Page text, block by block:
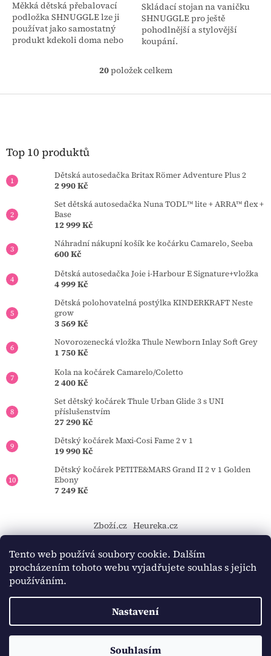
Tento web používá soubory cookie. Dalším
procházením tohoto webu vyjadřujete souhlas s jejich
používáním.
Nastavení
Souhlasím
Měkká dětská přebalovací
podložka SHNUGGLE lze ji
používat jako samostatný
produkt kdekoli doma nebo
Skládací stojan na vaničku
SHNUGGLE pro ještě
pohodlnější a stylovější
koupání.
O
l
r
k
p
s
20položek celkem
Z
Top 10 produktů
Dětská autosedačka Britax Römer Adventure Plus 2
2 990 Kč
Set dětská autosedačka Nuna TODL™ lite + ARRA™ flex +
Base
12 999 Kč
Náhradní nákupní košík ke kočárku Camarelo, Seeba
600 Kč
Dětská autosedačka Joie i-Harbour E Signature+vložka
4 999 Kč
Dětská polohovatelná postýlka KINDERKRAFT Neste
grow
3 569 Kč
Novorozenecká vložka Thule Newborn Inlay Soft Grey
1 750 Kč
Kola na kočárek Camarelo/Coletto
2 400 Kč
Set dětský kočárek Thule Urban Glide 3 s UNI
příslušenstvím
27 290 Kč
Dětský kočárek Maxi-Cosi Fame 2 v 1
19 990 Kč
Dětský kočárek PETITE&MARS Grand II 2 v 1 Golden
Ebony
7 249 Kč
Zboží.cz Heureka.cz
https://tourmkr.com/F1eycVcPEw
Copyright 2026BAMBINO-KOCARKY.cz. Všechna práva
vyhrazena.